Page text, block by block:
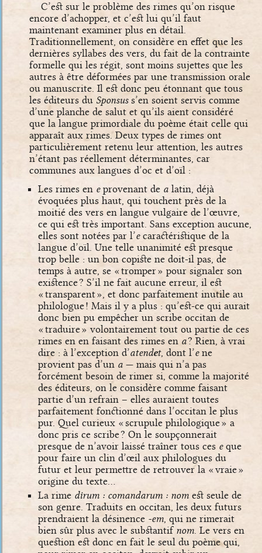
C’est sur le problème des rimes qu’on risque
encore d’achopper, et c’est lui qu’il faut
maintenant examiner plus en détail.
Traditionnellement, on considère en effet que les
dernières syllabes des vers, du fait de la contrainte
formelle qui les régit, sont moins sujettes que les
autres à être déformées par une transmission orale
ou manuscrite. Il est donc peu étonnant que tous
les éditeurs du Sponsuss’en soient servis comme
d’une planche de salut et qu’ils aient considéré
que la langue primordiale du poème était celle qui
apparaît aux rimes. Deux types de rimes ont
particulièrement retenu leur attention, les autres
n’étant pas réellement déterminantes, car
communes aux langues d’oc et d’oïl :
Les rimes en eprovenant de a latin, déjà
évoquées plus haut, qui touchent près de la
moitié des vers en langue vulgaire de l’œuvre,
ce qui est très important. Sans exception aucune,
elles sont notées par l’ecaractéristique de la
langue d’oïl. Une telle unanimité est presque
trop belle : un bon copiste ne doit-il pas, de
temps à autre, se « tromper » pour signaler son
existence ? S’il ne fait aucune erreur, il est
« transparent », et donc parfaitement inutile au
philologue ! Mais il y a plus : qu’est-ce qui aurait
donc bien pu empêcher un scribe occitan de
« traduire » volontairement tout ou partie de ces
rimes en en faisant des rimes en a? Rien, à vrai
dire : à l’exception d’atendet, dont l’ene
provient pas d’un a — mais qui n’a pas
forcément besoin de rimer si, comme la majorité
des éditeurs, on le considère comme faisant
partie d’un refrain – elles auraient toutes
parfaitement fonctionné dans l’occitan le plus
pur. Quel curieux « scrupule philologique » a
donc pris ce scribe ? On le soupçonnerait
presque de n’avoir laissé traîner tous ces eque
pour faire un clin d’œil aux philologues du
futur et leur permettre de retrouver la « vraie »
origine du texte…
La rime dirum : comandarum : nom est seule de
son genre. Traduits en occitan, les deux futurs
prendraient la désinence -em, qui ne rimerait
bien sûr plus avec le substantif nom. Le vers en
question est donc en fait le seul du poème qui,